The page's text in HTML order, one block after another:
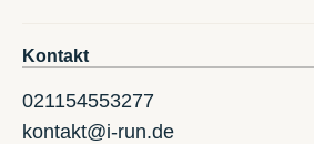
Kontakt
021154553277
kontakt@i-run.de